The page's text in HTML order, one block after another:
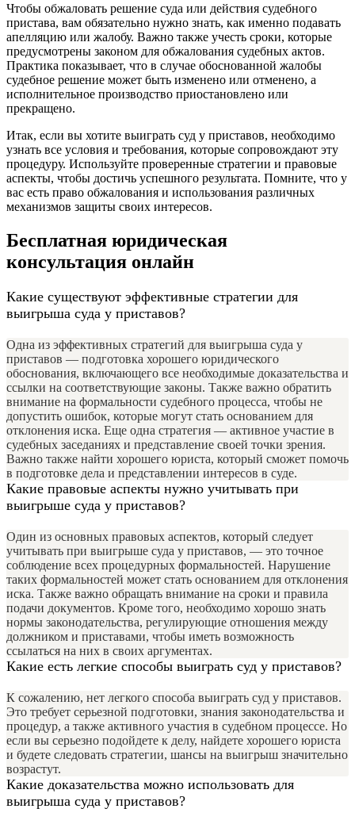
Чтобы обжаловать решение суда или действия судебного
пристава, вам обязательно нужно знать, как именно подавать
апелляцию или жалобу. Важно также учесть сроки, которые
предусмотрены законом для обжалования судебных актов.
Практика показывает, что в случае обоснованной жалобы
судебное решение может быть изменено или отменено, а
исполнительное производство приостановлено или
прекращено.
Итак, если вы хотите выиграть суд у приставов, необходимо
узнать все условия и требования, которые сопровождают эту
процедуру. Используйте проверенные стратегии и правовые
аспекты, чтобы достичь успешного результата. Помните, что у
вас есть право обжалования и использования различных
механизмов защиты своих интересов.
Бесплатная юридическая
консультация онлайн
Какие существуют эффективные стратегии для
выигрыша суда у приставов?
Одна из эффективных стратегий для выигрыша суда у
приставов — подготовка хорошего юридического
обоснования, включающего все необходимые доказательства и
ссылки на соответствующие законы. Также важно обратить
внимание на формальности судебного процесса, чтобы не
допустить ошибок, которые могут стать основанием для
отклонения иска. Еще одна стратегия — активное участие в
судебных заседаниях и представление своей точки зрения.
Важно также найти хорошего юриста, который сможет помочь
в подготовке дела и представлении интересов в суде.
Какие правовые аспекты нужно учитывать при
выигрыше суда у приставов?
Один из основных правовых аспектов, который следует
учитывать при выигрыше суда у приставов, — это точное
соблюдение всех процедурных формальностей. Нарушение
таких формальностей может стать основанием для отклонения
иска. Также важно обращать внимание на сроки и правила
подачи документов. Кроме того, необходимо хорошо знать
нормы законодательства, регулирующие отношения между
должником и приставами, чтобы иметь возможность
ссылаться на них в своих аргументах.
Какие есть легкие способы выиграть суд у приставов?
К сожалению, нет легкого способа выиграть суд у приставов.
Это требует серьезной подготовки, знания законодательства и
процедур, а также активного участия в судебном процессе. Но
если вы серьезно подойдете к делу, найдете хорошего юриста
и будете следовать стратегии, шансы на выигрыш значительно
возрастут.
Какие доказательства можно использовать для
выигрыша суда у приставов?